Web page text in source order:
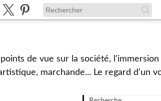
de vue sur la société, l'immersion
marchande... Le regard d'un